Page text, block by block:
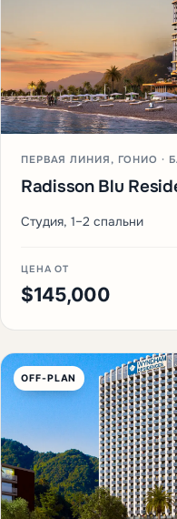
ПЕРВАЯ ЛИНИЯ, ГОНИО ·
Radisson Blu
Студия, 1–2 спальни
ЦЕНА ОТ
$145,000
OFF-PLAN